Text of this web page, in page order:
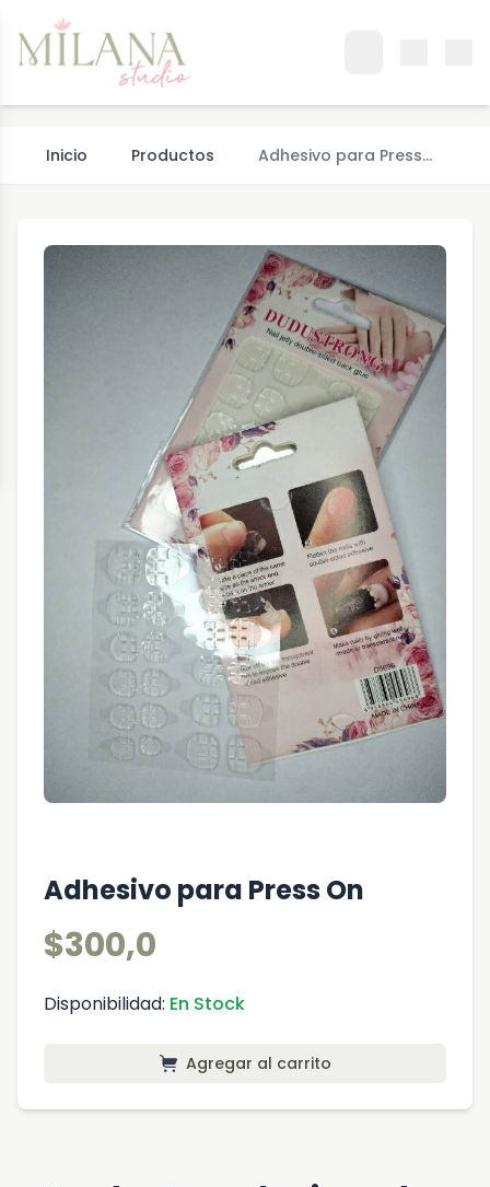
Inicio Productos Adhesivo para Press…
Adhesivo para Press On
$300,0
Disponibilidad: En Stock
Agregar al carrito